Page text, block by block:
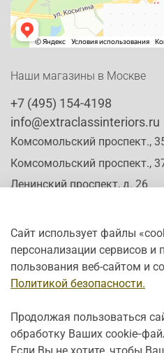
Наши магазины в Москве
+7 (495) 154-4198
info@extraclassinteriors.ru
Комсомольский проспект.,
Комсомольский проспект.,
Ленинский проспект, д. 26
Время работы:
Пн-Сб: c 10:00 - 20:00
Вс: с 12:00 - 19:00
Сайт использует файлы
персонализации сервисов
пользования веб-сайтом и
Политикой безопасности.
Продолжая пользоваться
обработку Ваших